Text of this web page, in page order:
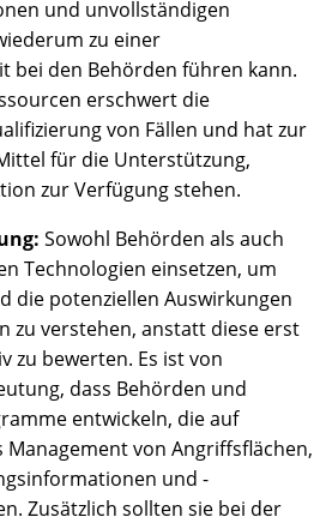
und unvollständigen
zu einer
bei den Behörden führen kann.
erschwert die
von Fällen und hat zur
für die Unterstützung,
zur Verfügung stehen.
Sowohl Behörden als auch
Technologien einsetzen, um
die potenziellen Auswirkungen
zu verstehen, anstatt diese erst
zu bewerten. Es ist von
dass Behörden und
entwickeln, die auf
von Angriffsflächen,
und -
Zusätzlich sollten sie bei der